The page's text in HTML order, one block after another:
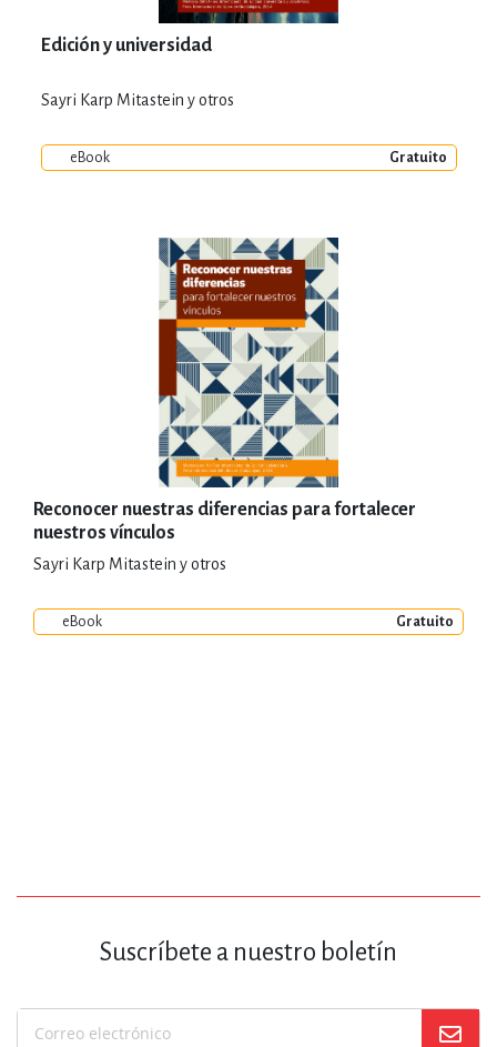
Edición y universidad
Sayri Karp Mitastein y otros
eBook Gratuito
Reconocer nuestras diferencias para fortalecer
nuestros vínculos
Sayri Karp Mitastein y otros
eBook Gratuito
Suscríbete a nuestro boletín
Suscríbase